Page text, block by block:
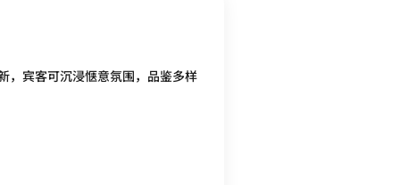
，宾客可沉浸惬意氛围，品鉴多样